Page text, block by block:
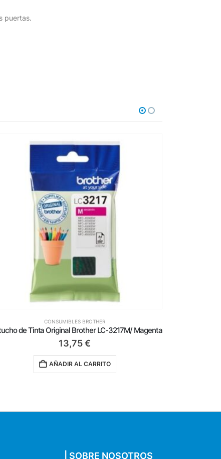
puertas.
CONSUMIBLES BROTHER
de Tinta Original Brother LC-3217M/ Magenta
13,75€
AÑADIR AL CARRITO
| SOBRE NOSOTROS